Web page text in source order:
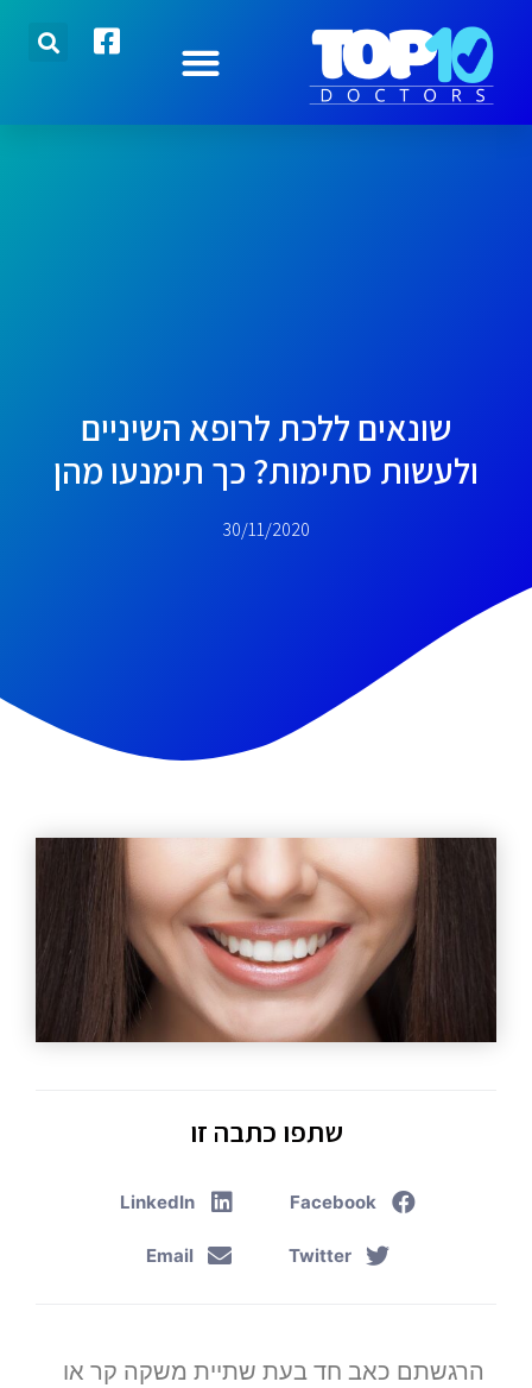
שונאים ללכת לרופא השיניים
ולעשות סתימות? כך תימנעו מהן
30/11/2020
שתפו כתבה זו
Facebook
LinkedIn
Twitter
Email
הרגשתם כאב חד בעת שתיית משקה קר או